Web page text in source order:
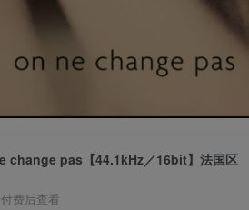
change pas【44.1kHz／16bit】法国区
费后查看